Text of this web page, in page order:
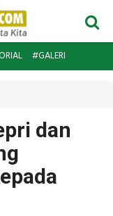
#GALERI
dan